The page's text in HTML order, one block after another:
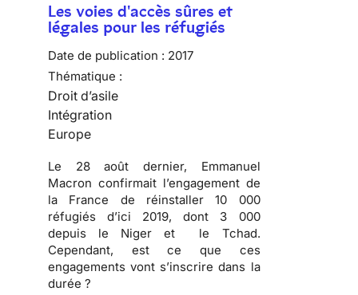
Les voies d'accès sûres et
légales pour les réfugiés
Date de publication : 2017
Thématique :
Droit d’asile
Intégration
Europe
Le 28 août dernier, Emmanuel
Macron confirmait l’engagement de
la France de réinstaller 10 000
réfugiés d’ici 2019, dont 3 000
depuis le Niger et le Tchad.
Cependant, est ce que ces
engagements vont s’inscrire dans la
durée ?